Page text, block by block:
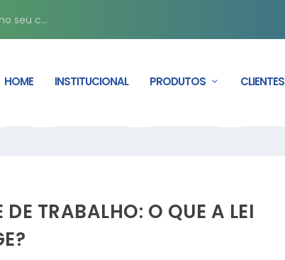
seu c...
HOME INSTITUCIONAL PRODUTOS CLIENTES
TRABALHO: O QUE A LEI